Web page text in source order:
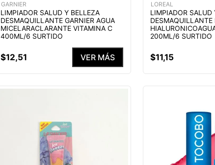
GARNIER
LIMPIADOR SALUD Y BELLEZA
DESMAQUILLANTE GARNIER AGUA
MICELARACLARANTE VITAMINA C
400ML/6 SURTIDO
$12,51 VER MÁS
LOREAL
LIMPIADOR SALUD
DESMAQUILLANTE
200ML/6 SURTIDO
$11,15